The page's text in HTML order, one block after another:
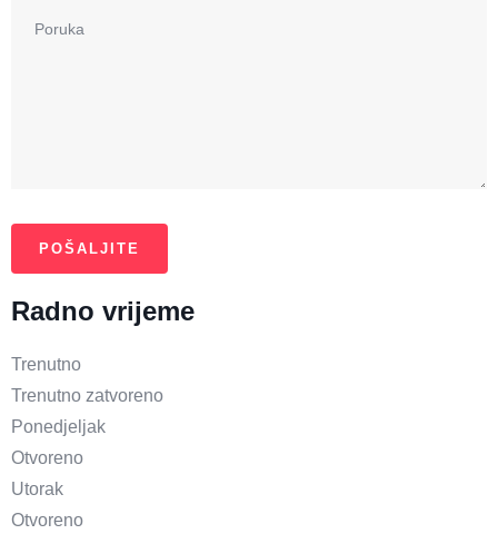
Radno vrijeme
Trenutno
Trenutno zatvoreno
Ponedjeljak
Otvoreno
Utorak
Otvoreno